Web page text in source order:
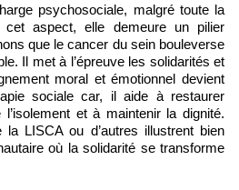
psychosociale, malgré toute la
cet aspect, elle demeure un pilier
que le cancer du sein bouleverse
Il met à l’épreuve les solidarités et
moral et émotionnel devient
sociale car, il aide à restaurer
et à maintenir la dignité.
LISCA ou d’autres illustrent bien
où la solidarité se transforme